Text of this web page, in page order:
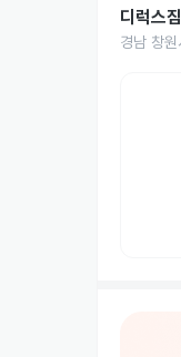
디럭스짐
경남 창